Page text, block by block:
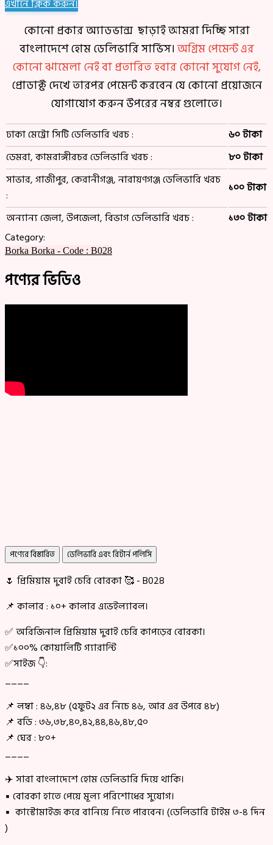
এখানে ক্লিক করুন।
কোনো প্রকার অ্যাডভান্স ছাড়াই আমরা দিচ্ছি সারা
বাংলাদেশে হোম ডেলিভারি সার্ভিস।অগ্রিম পেমেন্ট এর
কোনো ঝামেলা নেই বা প্রতারিত হবার কোনো সুযোগ নেই,
প্রোডাক্ট দেখে তারপর পেমেন্ট করবেন যে কোনো প্রয়োজনে
যোগাযোগ করুন উপরের নম্বর গুলোতে।
ঢাকা মেট্রো সিটি ডেলিভারি খরচ :
৬০ টাকা
ডেমরা, কামরাঙ্গীরচর ডেলিভারি খরচ :
৮০ টাকা
সাভার, গাজীপুর, কেরানীগঞ্জ, নারায়ণগঞ্জ ডেলিভারি খরচ
:
১০০ টাকা
অন্যান্য জেলা, উপজেলা, বিভাগ ডেলিভারি খরচ :
১৩০ টাকা
Category:
Borka Borka - Code : B028
পণ্যের ভিডিও
পণ্যের বিস্তারিত ডেলিভারি এবং রিটার্ন পলিসি
🌷 প্রিমিয়াম দুবাই চেরি বোরকা 🥰 - B028
📌 কালার : ১০+ কালার এভেইল্যাবল।
✅ অরিজিনাল প্রিমিয়াম দুবাই চেরি কাপড়ের বোরকা।
✅১০০% কোয়ালিটি গ্যারান্টি
✅সাইজ 👇:
____
📌 লম্বা : ৪৬,৪৮ (৫ফুট২ এর নিচে ৪৬, আর এর উপরে ৪৮)
📌 বডি : ৩৬,৩৮,৪০,৪২,৪৪,৪৬,৪৮,৫০
📌 ঘের : ৮০+
____
✈️ সারা বাংলাদেশে হোম ডেলিভারি দিয়ে থাকি।
▪ বোরকা হাতে পেয়ে মূল্য পরিশোধের সুযোগ।
▪ কাস্টোমাইজ করে বানিয়ে নিতে পারবেন। (ডেলিভারি টাইম ৩-৪ দিন
)